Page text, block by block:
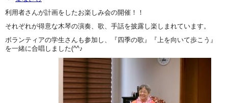
利用者さんが計画をしたお楽しみ会の開催！！
それぞれが得意な木琴の演奏、歌、手話を披露し楽しまれています。
ボランティアの学生さんも参加し、『四季の歌』『上を向いて歩こう』
を一緒に合唱しました(^^♪